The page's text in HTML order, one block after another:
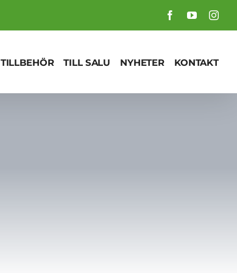
FacebookYouTube
TILLBEHÖR TILL SALU NYHETER KONTAKT